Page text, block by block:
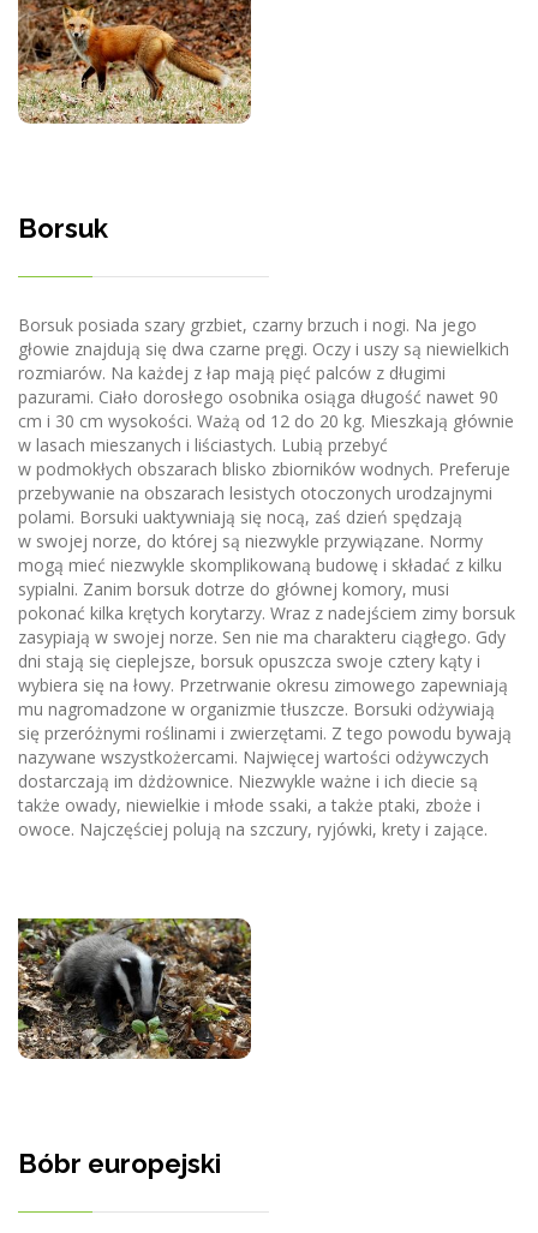
Borsuk
Borsuk posiada szary grzbiet, czarny brzuch i nogi. Na jego
głowie znajdują się dwa czarne pręgi. Oczy i uszy są niewielkich
rozmiarów. Na każdej z łap mają pięć palców z długimi
pazurami. Ciało dorosłego osobnika osiąga długość nawet 90
cm i 30 cm wysokości. Ważą od 12 do 20 kg. Mieszkają głównie
w lasach mieszanych i liściastych. Lubią przebyć
w podmokłych obszarach blisko zbiorników wodnych. Preferuje
przebywanie na obszarach lesistych otoczonych urodzajnymi
polami. Borsuki uaktywniają się nocą, zaś dzień spędzają
w swojej norze, do której są niezwykle przywiązane. Normy
mogą mieć niezwykle skomplikowaną budowę i składać z kilku
sypialni. Zanim borsuk dotrze do głównej komory, musi
pokonać kilka krętych korytarzy. Wraz z nadejściem zimy borsuk
zasypiają w swojej norze. Sen nie ma charakteru ciągłego. Gdy
dni stają się cieplejsze, borsuk opuszcza swoje cztery kąty i
wybiera się na łowy. Przetrwanie okresu zimowego zapewniają
mu nagromadzone w organizmie tłuszcze. Borsuki odżywiają
się przeróżnymi roślinami i zwierzętami. Z tego powodu bywają
nazywane wszystkożercami. Najwięcej wartości odżywczych
dostarczają im dżdżownice. Niezwykle ważne i ich diecie są
także owady, niewielkie i młode ssaki, a także ptaki, zboże i
owoce. Najczęściej polują na szczury, ryjówki, krety i zające.
Bóbr europejski